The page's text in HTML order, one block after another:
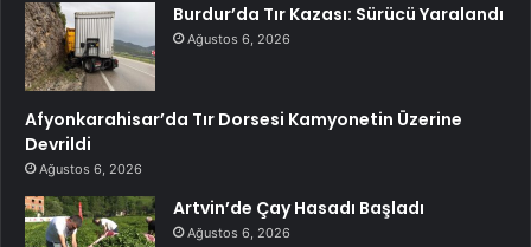
Burdur’da Tır Kazası: Sürücü Yaralandı
Ağustos 6, 2026
Afyonkarahisar’da Tır Dorsesi Kamyonetin Üzerine
Devrildi
Ağustos 6, 2026
Artvin’de Çay Hasadı Başladı
Ağustos 6, 2026